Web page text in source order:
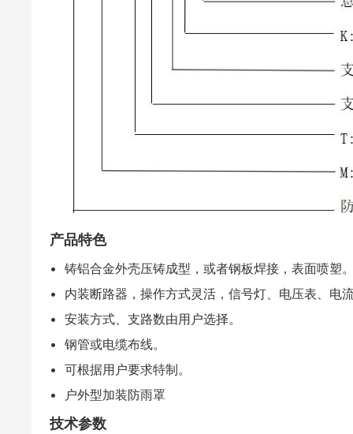
产品特色
• 铸铝合金外壳压铸成型，或者钢板焊接，表面喷塑
• 内装断路器，操作方式灵活，信号灯、电压表、电
• 安装方式、支路数由用户选择。
• 钢管或电缆布线。
• 可根据用户要求特制。
• 户外型加装防雨罩
技术参数